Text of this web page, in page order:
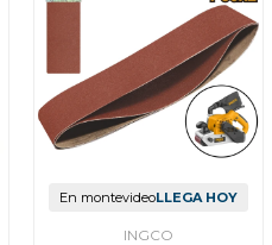
En montevideoLLEGA HOY
INGCO